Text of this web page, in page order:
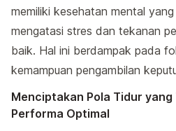
memiliki kesehatan mental
mengatasi stres dan tekanan
baik. Hal ini berdampak pada
kemampuan pengambilan
Menciptakan Pola Tidur
Performa Optimal